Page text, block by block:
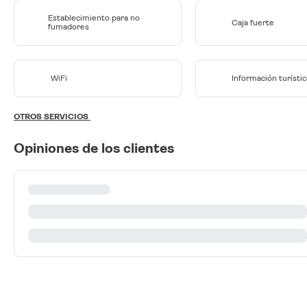
Establecimiento para no
fumadores
Caja fuerte
WiFi Información
OTROS SERVICIOS
Opiniones de los clientes